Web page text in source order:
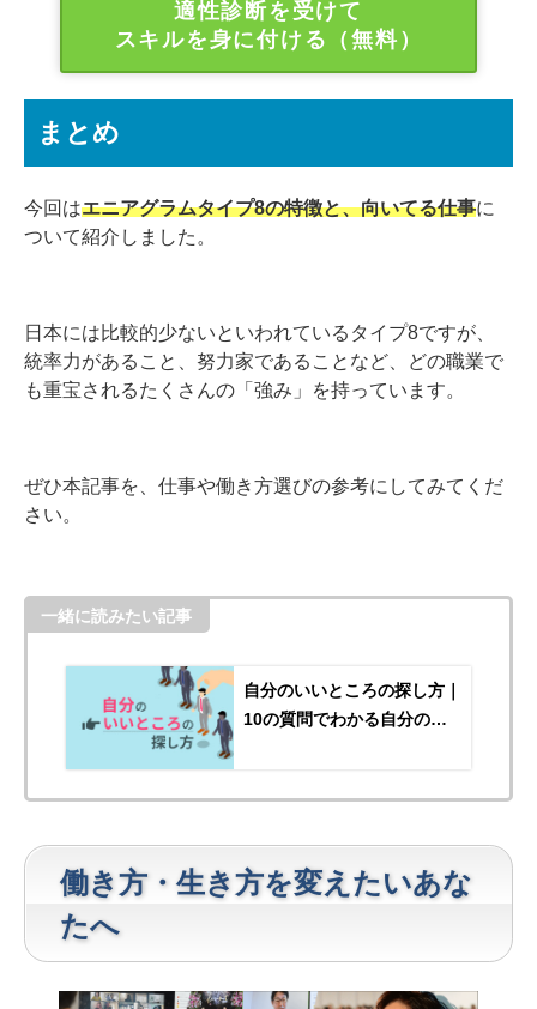
適性診断を受けて
スキルを身に付ける（無料）
まとめ
今回はエニアグラムタイプ8の特徴と、向いてる仕事に
ついて紹介しました。
日本には比較的少ないといわれているタイプ8ですが、
統率力があること、努力家であることなど、どの職業で
も重宝されるたくさんの「強み」を持っています。
ぜひ本記事を、仕事や働き方選びの参考にしてみてくだ
さい。
一緒に読みたい記事
自分のいいところの探し方｜
10の質問でわかる自分の長
働き方・生き方を変えたいあな
たへ